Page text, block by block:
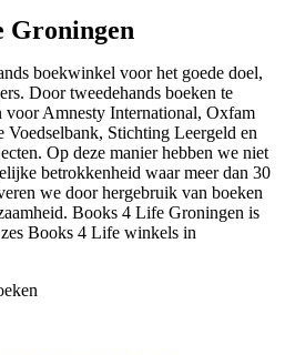
Groningen
boekwinkel voor het goede doel,
Door tweedehands boeken te
voor Amnesty International, Oxfam
Stichting Leergeld en
Op deze manier hebben we niet
betrokkenheid waar meer dan 30
we door hergebruik van boeken
Books 4 Life Groningen is
Books 4 Life winkels in